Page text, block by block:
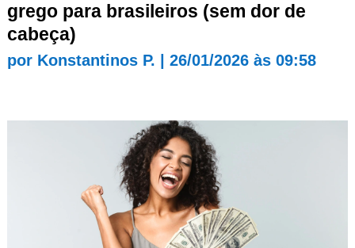
grego para brasileiros (sem dor de
cabeça)
por Konstantinos P. 26/01/2026 às 09:58